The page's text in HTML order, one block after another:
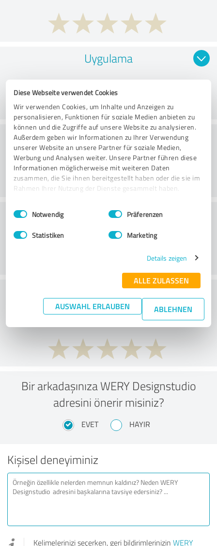
Diese Webseite verwendet Cookies
Wir verwenden Cookies, um Inhalte und Anzeigen zu
personalisieren, Funktionen für soziale Medien anbieten zu
können und die Zugriffe auf unsere Website zu analysieren.
Außerdem geben wir Informationen zu Ihrer Verwendung
unserer Website an unsere Partner für soziale Medien,
Werbung und Analysen weiter. Unsere Partner führen diese
Informationen möglicherweise mit weiteren Daten
zusammen, die Sie ihnen bereitgestellt haben oder die sie im
Rahmen Ihrer Nutzung der Dienste gesammelt haben.
Impressum Datenschutzbestimmungen
Einwilligungsauswahl
Notwendig Präferenzen
Statistiken Marketing
Details zeigen
ALLE ZULASSEN
AUSWAHL ERLAUBEN ABLEHNEN
Uygulama
Danışmanlık
Müşteri Hizmetleri
Fiyat/performans oranı hakkında ne
düşünüyorsunuz?
Bir arkadaşınıza WERY Designstudio
adresini önerir misiniz?
EVET HAYIR
Kişisel deneyiminiz
Kelimelerinizi seçerken, geri bildirimlerinizin WERY